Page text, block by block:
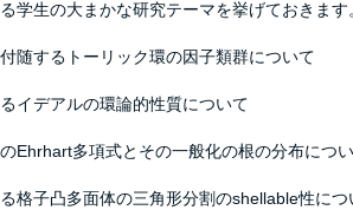
学生の大まかな研究テーマを挙げておきます
随するトーリック環の因子類群について
イデアルの環論的性質について
Ehrhart多項式とその一般化の根の分布につ
格子凸多面体の三角形分割のshellable性につ